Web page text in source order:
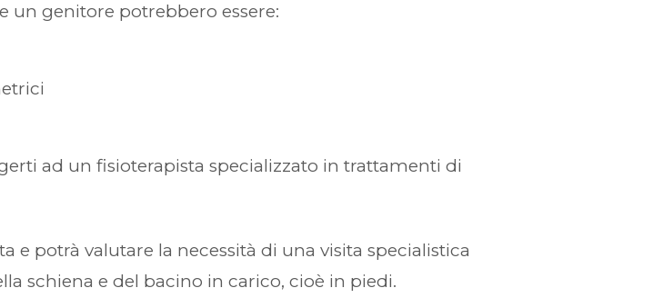
un genitore potrebbero essere:
ad un fisioterapista specializzato in trattamenti di
e potrà valutare la necessità di una visita specialistica
schiena e del bacino in carico, cioè in piedi.